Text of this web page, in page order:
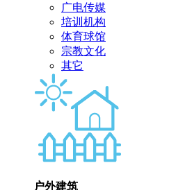
广电传媒
培训机构
体育球馆
宗教文化
其它
户外建筑